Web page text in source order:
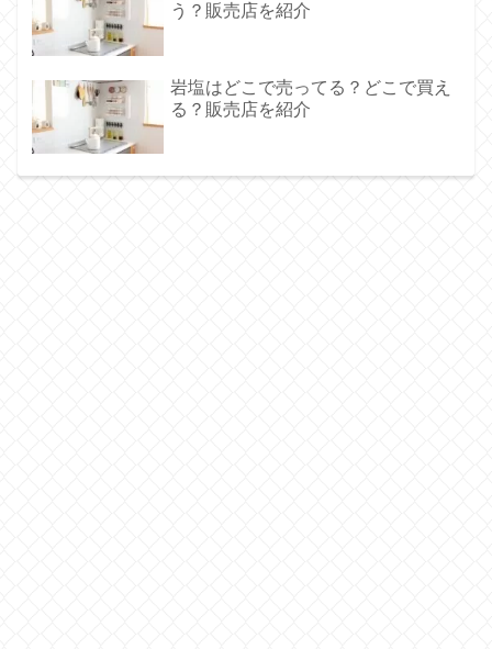
う？販売店を紹介
岩塩はどこで売ってる？どこで買え
る？販売店を紹介